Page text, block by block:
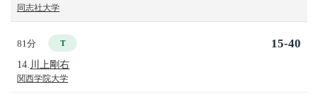
同志社大学
81分 T
14. 川上剛右
関西学院大学
15-40